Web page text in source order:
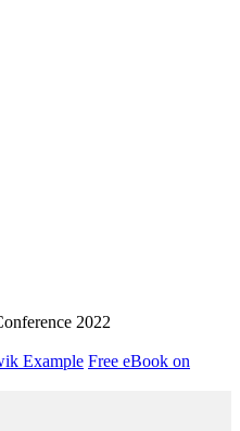
2022
Example Free eBook on